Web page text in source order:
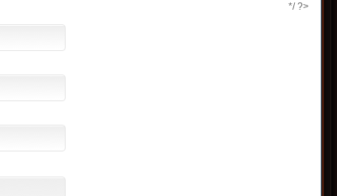
*/ ?>